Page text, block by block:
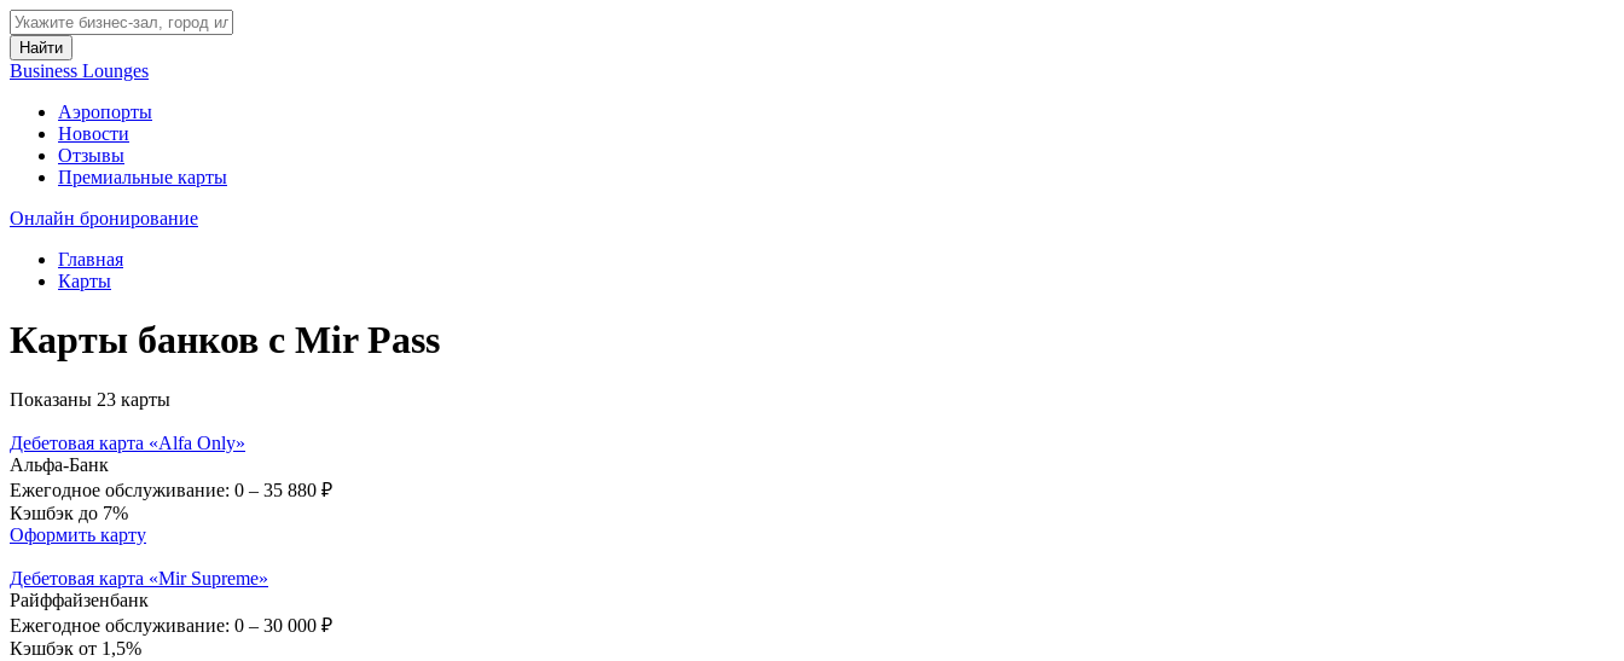
Найти
Business Lounges
Аэропорты
Новости
Отзывы
Премиальные карты
Онлайн бронирование
Главная
Карты
Карты банков с Mir Pass
Показаны 23 карты
Дебетовая карта «Alfa Only»
Альфа-Банк
Ежегодное обслуживание: 0 – 35 880 ₽
Кэшбэк до 7%
Оформить карту
Дебетовая карта «Mir Supreme»
Райффайзенбанк
Ежегодное обслуживание: 0 – 30 000 ₽
Кэшбэк от 1,5%